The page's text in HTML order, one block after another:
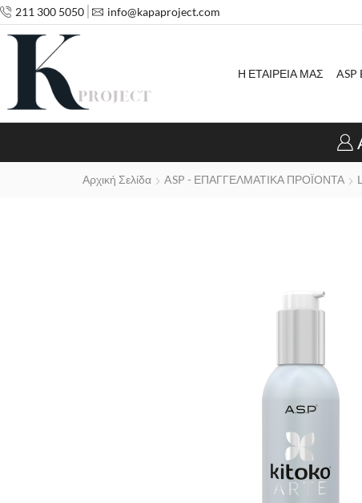
211 300 5050 info@kapaproject.com
Η ΕΤΑΙΡΕΙΑ ΜΑΣ ASP
Αρχική Σελίδα ASP - ΕΠΑΓΓΕΛΜΑΤΙΚΑ ΠΡΟΪΟΝΤΑ